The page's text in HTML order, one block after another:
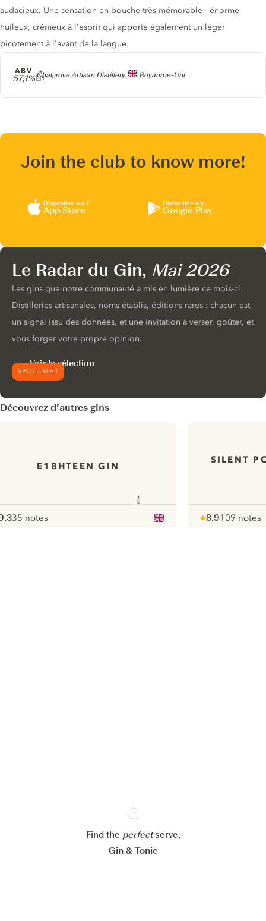
Producteur
Chalgrove Artisan Distillery, Royaume-Uni
ABV
57,1%
audacieux. Une sensation en bouche très mémorable - énorme
huileux, crémeux à l'esprit qui apporte également un léger
picotement à l'avant de la langue.
Join the club to know more!
Disponible sur l’
App Store
Disponible sur
Google Play
SPOTLIGHT
Le Radar du Gin, Mai 2026
Les gins que notre communauté a mis en lumière ce mois-ci.
Distilleries artisanales, noms établis, éditions rares : chacun est
un signal issu des données, et une invitation à verser, goûter, et
vous forger votre propre opinion.
Voir la sélection
Découvrez d’autres gins
E18HTEEN GIN
35 notes
SILENT
8.9109 notes
Ginventory
Find the perfectserve,
Gin & Tonic